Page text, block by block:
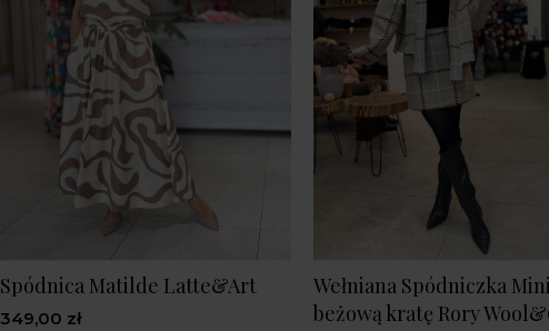
Spódnica Matilde Latte&Art
349,00 zł
Wełniana Spódniczka
beżową kratę Rory